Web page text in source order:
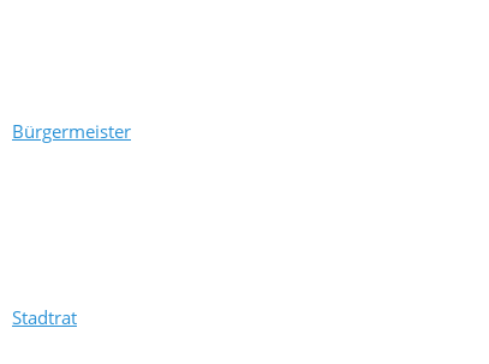
Bürgermeister
Stadtrat